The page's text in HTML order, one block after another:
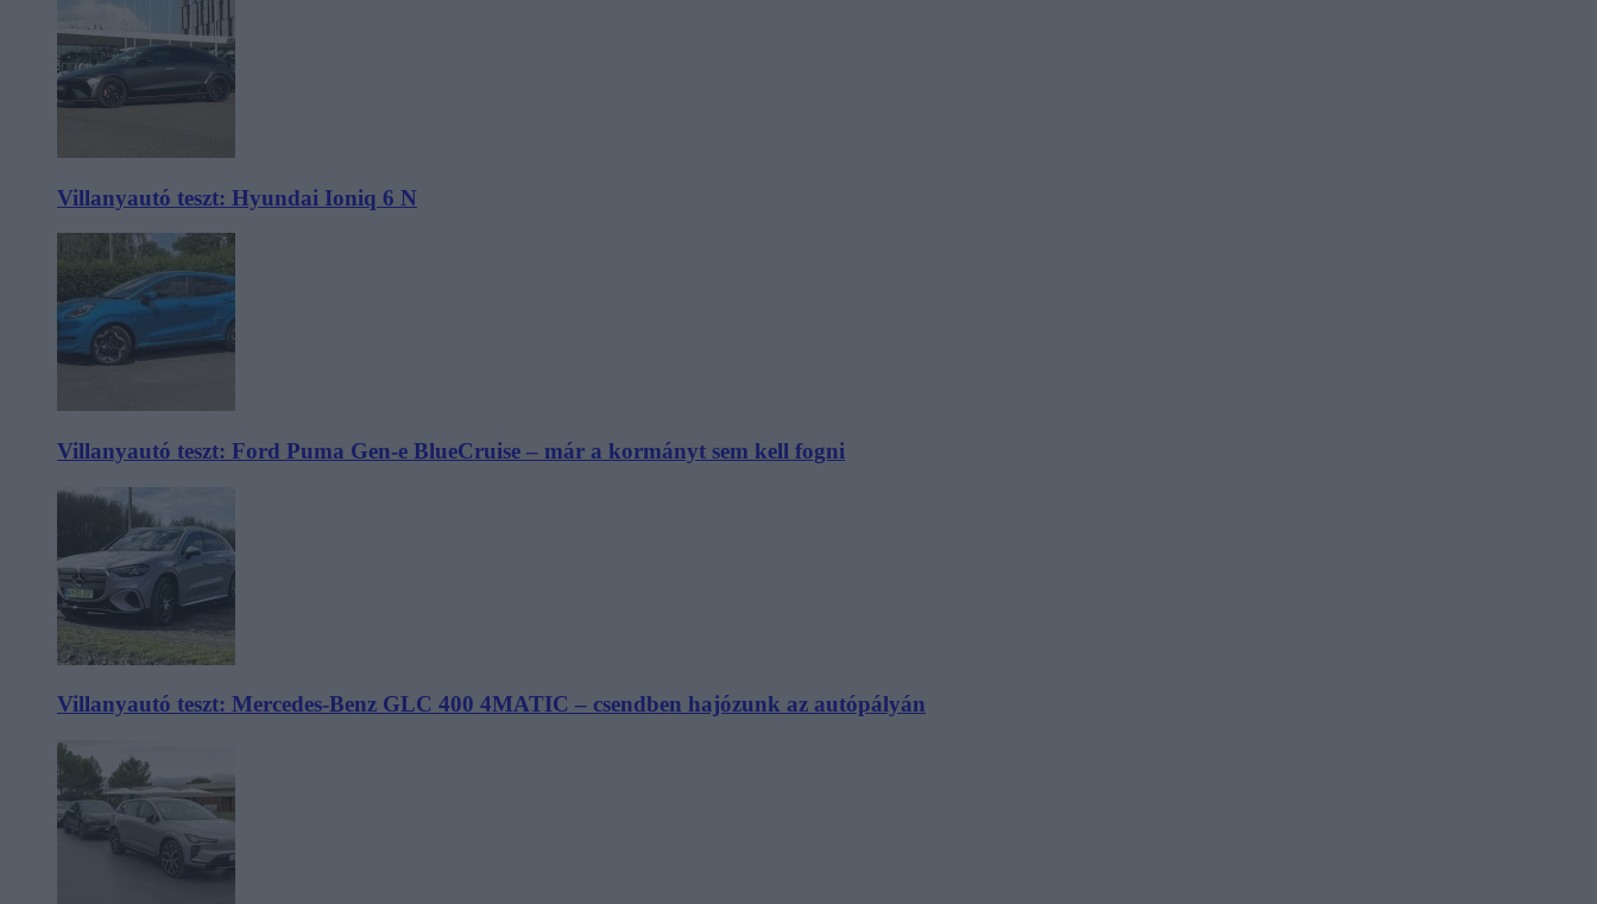
Villanyautó teszt: Hyundai Ioniq 6 N
Villanyautó teszt: Ford Puma Gen-e BlueCruise – már a kormányt sem kell fogni
Villanyautó teszt: Mercedes-Benz GLC 400 4MATIC – csendben hajózunk az autópályán